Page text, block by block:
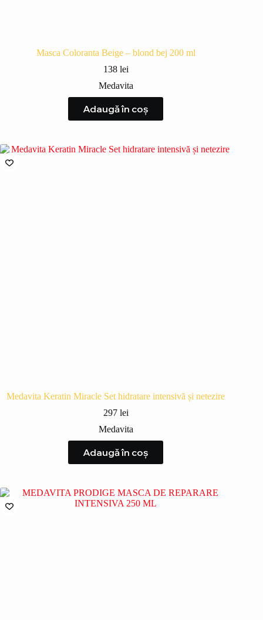
Masca Coloranta Beige – blond bej 200 ml
138 lei
Medavita
Adaugă în coș
Medavita Keratin Miracle Set hidratare intensivă și netezire
297 lei
Medavita
Adaugă în coș